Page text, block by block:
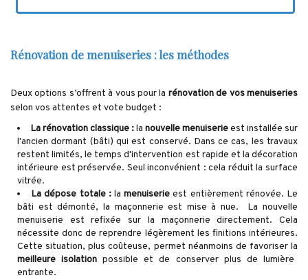
Rénovation de menuiseries : les méthodes
Deux options s’offrent à vous pour la rénovation de vos menuiseries
selon vos attentes et vote budget :
La rénovation classique :la nouvelle menuiserieest installée sur
l'ancien dormant (bâti) qui est conservé. Dans ce cas, les travaux
restent limités, le temps d'intervention est rapide et la décoration
intérieure est préservée. Seul inconvénient : cela réduit la surface
vitrée.
La dépose totale :la menuiserie est entièrement rénovée. Le
bâti est démonté, la maçonnerie est mise à nue. La nouvelle
menuiserie est refixée sur la maçonnerie directement. Cela
nécessite donc de reprendre légèrement les finitions intérieures.
Cette situation, plus coûteuse, permet néanmoins de favoriser la
meilleure isolation possible et de conserver plus de lumière
entrante.